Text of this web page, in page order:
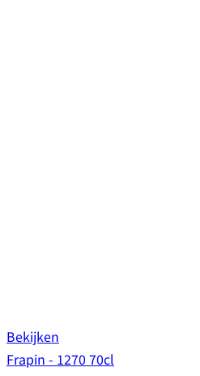
Bekijken
Frapin - 1270 70cl